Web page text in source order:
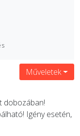
Műveletek
dobozában!
Igény esetén,